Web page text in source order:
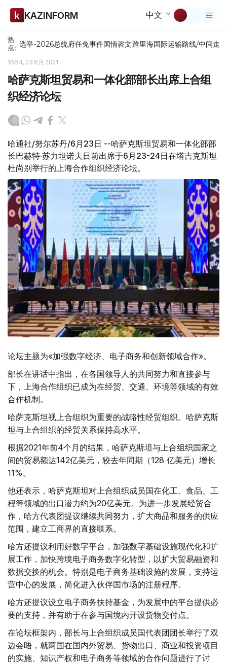
KAZINFORM 中文
热
点: 选举-2026总统府任免事件国情咨文跨里海国际运输路线/中间走廊
16:54, 23 6月 2021
哈萨克斯坦贸易和一体化部部长出席上合组
织经济论坛
哈通社/努尔苏丹/6月23日 --哈萨克斯坦贸易和一体化部部
长巴赫特·苏力坦诺夫日前出席于6月23-24日在塔吉克斯坦
杜尚别举行的上海合作组织经济论坛。
论坛主题为«加强数字经济、电子商务和创新领域合作»。
部长在讲话中指出，在各国领导人的共同努力和直接参与
下，上海合作组织已成为在经贸、交通、环境等领域的有效
合作机制。
哈萨克斯坦视上合组织为重要的战略性经贸组织。哈萨克斯
坦与上合组织的经贸关系保持高水平。
根据2021年前4个月的结果，哈萨克斯坦与上合组织国家之
间的贸易额达142亿美元，较去年同期（128 亿美元）增长
11%。
他还表示，哈萨克斯坦对上合组织成员国在化工、食品、工
程等领域的出口潜力约为20亿美元。为进一步发展经贸合
作，哈方代表团提议继续共同努力，扩大商品和服务的供应
范围，建立工商界的直接联系。
哈方还提议利用好数字平台，加强数字基础设施现代化和扩
展工作，加快跨境电子商务数字化转型，以扩大贸易融资和
数据交换的机会。特别是电子商务基础设施的发展，支持运
营中心的发展，简化进入伙伴国市场的注册程序。
哈方还提议设立电子商务扶持基金，为发展中的平台提供必
要的支持，并有助于在参与国境内开设货物交付点。
在论坛框架内，部长与上合组织成员国代表团团长举行了双
边会晤，就两国在国内外贸易、货物出口、商业和投资项目
的实施、知识产权和电子商务等领域的合作问题进行了讨